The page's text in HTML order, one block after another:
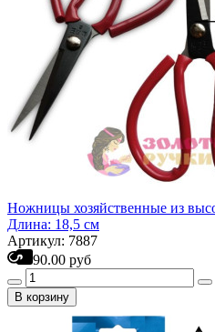
Ножницы хозяйственные из
Длина: 18,5 см
Артикул: 7887
90.00 руб
В корзину